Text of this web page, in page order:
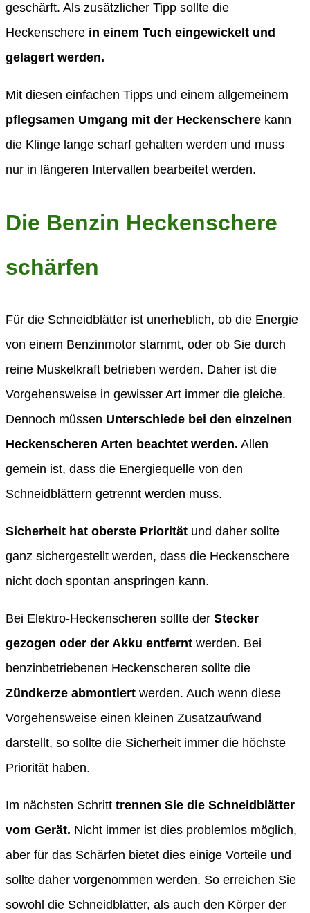
geschärft. Als zusätzlicher Tipp sollte die
Heckenschere in einem Tuch eingewickelt und
gelagert werden.
Mit diesen einfachen Tipps und einem allgemeinem
pflegsamen Umgang mit der Heckenschere kann
die Klinge lange scharf gehalten werden und muss
nur in längeren Intervallen bearbeitet werden.
Die Benzin Heckenschere
schärfen
Für die Schneidblätter ist unerheblich, ob die Energie
von einem Benzinmotor stammt, oder ob Sie durch
reine Muskelkraft betrieben werden. Daher ist die
Vorgehensweise in gewisser Art immer die gleiche.
Dennoch müssen Unterschiede bei den einzelnen
Heckenscheren Arten beachtet werden. Allen
gemein ist, dass die Energiequelle von den
Schneidblättern getrennt werden muss.
Sicherheit hat oberste Priorität und daher sollte
ganz sichergestellt werden, dass die Heckenschere
nicht doch spontan anspringen kann.
Bei Elektro-Heckenscheren sollte der Stecker
gezogen oder der Akku entfernt werden. Bei
benzinbetriebenen Heckenscheren sollte die
Zündkerze abmontiert werden. Auch wenn diese
Vorgehensweise einen kleinen Zusatzaufwand
darstellt, so sollte die Sicherheit immer die höchste
Priorität haben.
Im nächsten Schritt trennen Sie die Schneidblätter
vom Gerät. Nicht immer ist dies problemlos möglich,
aber für das Schärfen bietet dies einige Vorteile und
sollte daher vorgenommen werden. So erreichen Sie
sowohl die Schneidblätter, als auch den Körper der